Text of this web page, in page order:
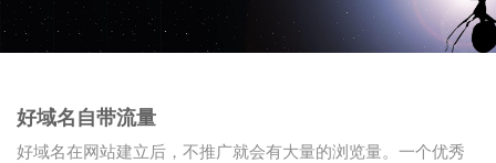
好域名自带流量
好域名在网站建立后，不推广就会有大量的浏览量。一个优秀